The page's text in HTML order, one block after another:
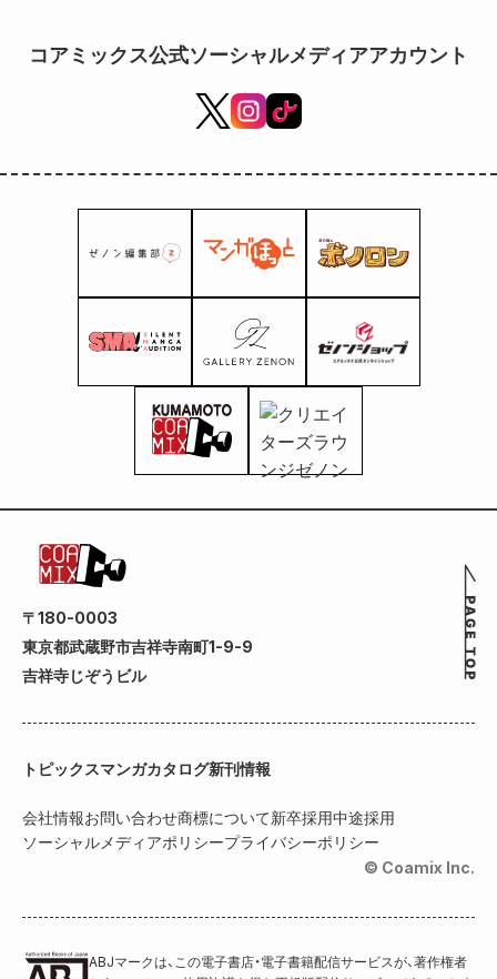
コアミックス公式ソーシャルメディアアカウント
〒180-0003
東京都武蔵野市吉祥寺南町1-9-9
吉祥寺じぞうビル
トピックスマンガカタログ新刊情報
会社情報お問い合わせ商標について新卒採用中途採用
ソーシャルメディアポリシープライバシーポリシー
© Coamix Inc.
ABJマークは、この電子書店・電子書籍配信サービスが、著作権者